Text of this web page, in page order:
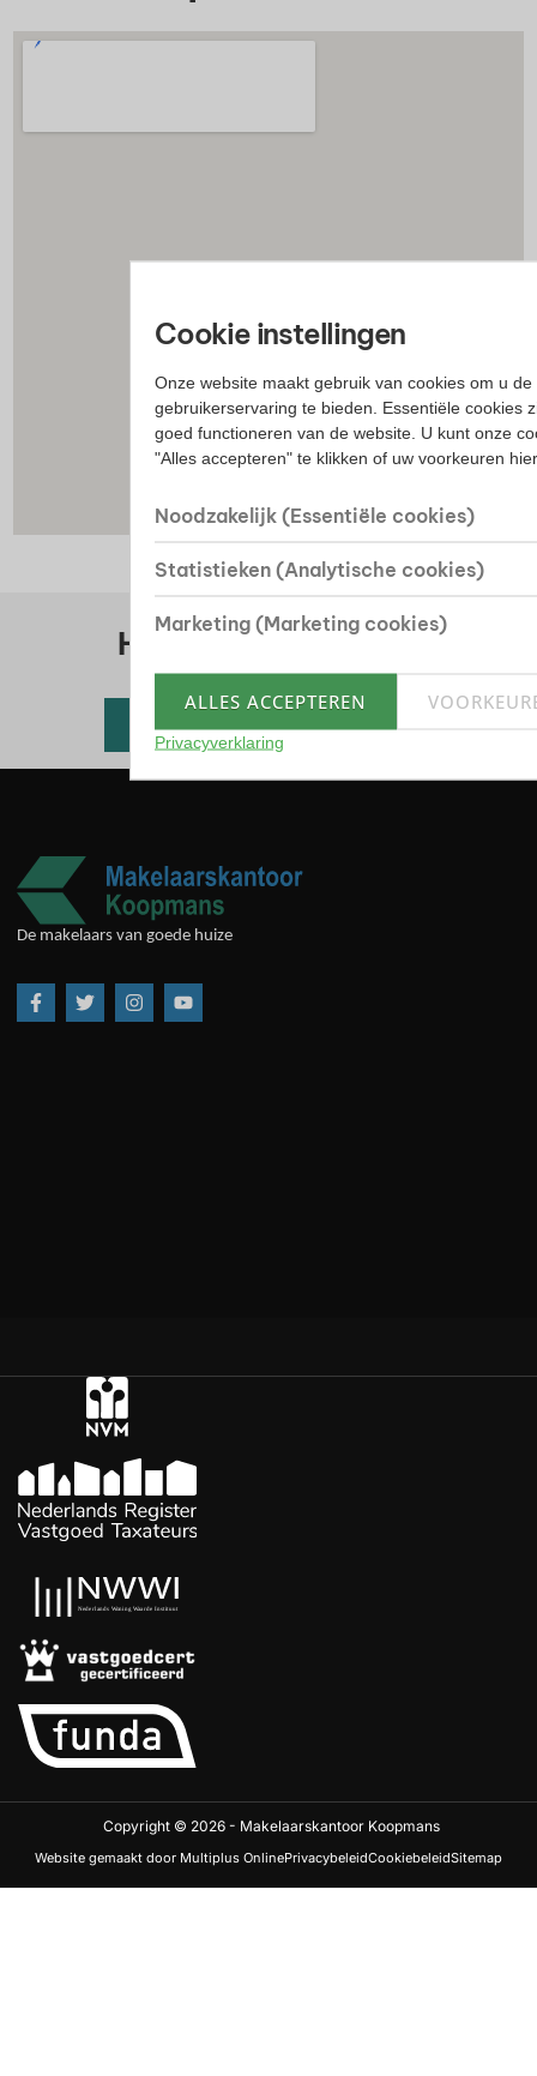
Huis kopen? Bekijk ons
woningaanbod
Alle beschikbare woningen
De makelaars van goede huize
Copyright © 2026 - Makelaarskantoor Koopmans
Website gemaakt door Multiplus OnlinePrivacybeleidCookiebeleidSitemap
Cookie instellingen
Onze website maakt gebruik van cookies om u
gebruikerservaring te bieden. Essentiële cookies
goed functioneren van de website. U kunt onze
"Alles accepteren" te klikken of uw voorkeuren
Noodzakelijk (Essentiële cookies)
Statistieken (Analytische cookies)
Marketing (Marketing cookies)
ALLES ACCEPTEREN
Privacyverklaring